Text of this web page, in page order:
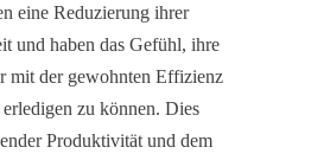
eine Reduzierung ihrer
und haben das Gefühl, ihre
mit der gewohnten Effizienz
zu können. Dies
Produktivität und dem